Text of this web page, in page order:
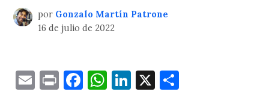
por Gonzalo Martín Patrone
16 de julio de 2022
EmailPrintFacebook
WhatsApp
LinkedIn
X